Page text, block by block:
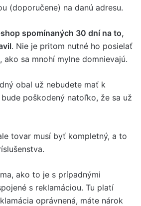
(doporučene) na danú adresu.
spomínaných 30 dní na to,
. Nie je pritom nutné ho posielať
ako sa mnohí mylne domnievajú.
obal už nebudete mať k
poškodený natoľko, že sa už
tovar musí byť kompletný, a to
ako to je s prípadnými
s reklamáciou. Tu platí
oprávnená, máte nárok